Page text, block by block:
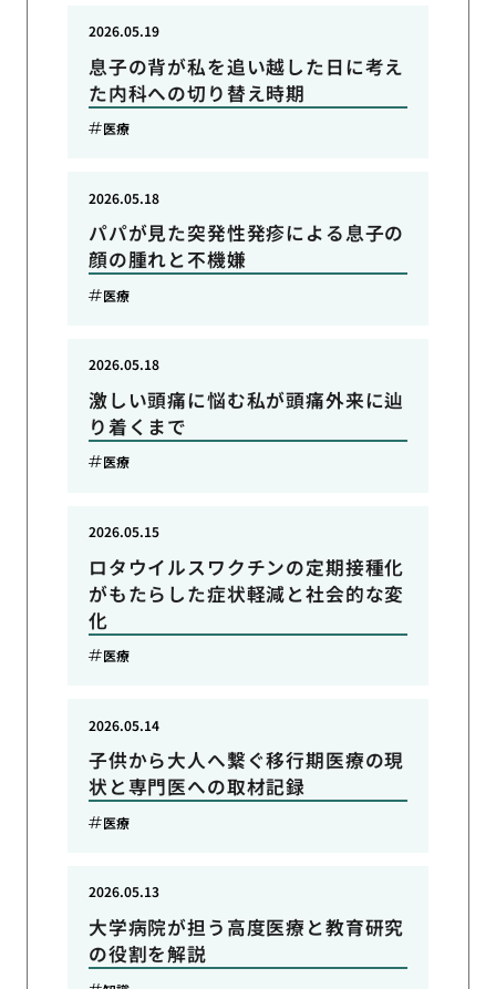
息子の背が私を追い越した日に考え
た内科への切り替え時期
2026.05.19
医療
パパが見た突発性発疹による息子の
顔の腫れと不機嫌
2026.05.18
医療
激しい頭痛に悩む私が頭痛外来に辿
り着くまで
2026.05.18
医療
ロタウイルスワクチンの定期接種化
がもたらした症状軽減と社会的な変
化
2026.05.15
医療
子供から大人へ繋ぐ移行期医療の現
状と専門医への取材記録
2026.05.14
医療
大学病院が担う高度医療と教育研究
の役割を解説
2026.05.13